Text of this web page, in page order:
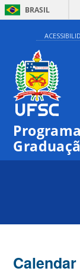
BRASIL
Calendar
04:00